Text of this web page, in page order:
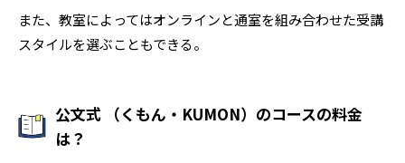
また、教室によってはオンラインと通室を組み合わせた受講
スタイルを選ぶこともできる。
公文式 （くもん・KUMON）のコースの料金
は？